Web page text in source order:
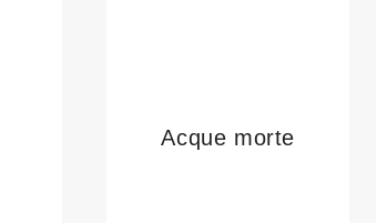
Acque morte